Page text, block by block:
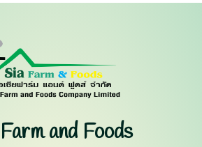
and Foods